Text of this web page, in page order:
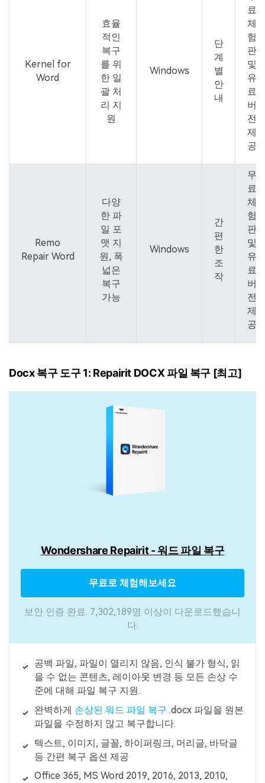
Kernel for
Word
효율
적인
복구
를 위
한 일
괄 처
리 지
원
Windows
단
계
별
안
내
료
체
험
판
및
유
료
버
전
제
공
Remo
Repair Word
다양
한 파
일 포
맷 지
원, 폭
넓은
복구
가능
Windows
간
편
한
조
작
무
료
체
험
판
및
유
료
버
전
제
공
Docx 복구 도구 1: Repairit DOCX 파일 복구 [최고]
Wondershare Repairit - 워드 파일 복구
무료로 체험해보세요
보안 인증 완료. 7,302,189명 이상이 다운로드했습니
다.
공백 파일, 파일이 열리지 않음, 인식 불가 형식, 읽
을 수 없는 콘텐츠, 레이아웃 변경 등 모든 손상 수
준에 대해 파일 복구 지원.
완벽하게 손상된 워드 파일 복구 .docx 파일을 원본
파일을 수정하지 않고 복구합니다.
텍스트, 이미지, 글꼴, 하이퍼링크, 머리글, 바닥글
등 간편 복구 옵션 제공
Office 365, MS Word 2019, 2016, 2013, 2010,